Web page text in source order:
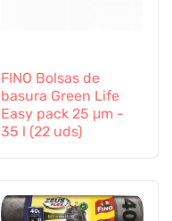
FINO Bolsas de
basura Green Life
Easy pack 25 μm -
35 l (22 uds)